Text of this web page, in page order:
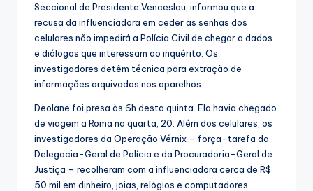
Seccional de Presidente Venceslau, informou que a
recusa da influenciadora em ceder as senhas dos
celulares não impedirá a Polícia Civil de chegar a dados
e diálogos que interessam ao inquérito. Os
investigadores detêm técnica para extração de
informações arquivadas nos aparelhos.
Deolane foi presa às 6h desta quinta. Ela havia chegado
de viagem a Roma na quarta, 20. Além dos celulares, os
investigadores da Operação Vérnix – força-tarefa da
Delegacia-Geral de Polícia e da Procuradoria-Geral de
Justiça – recolheram com a influenciadora cerca de R$
50 mil em dinheiro, joias, relógios e computadores.